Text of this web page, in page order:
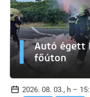
Autó égett
főúton
2026. 08. 03., h –